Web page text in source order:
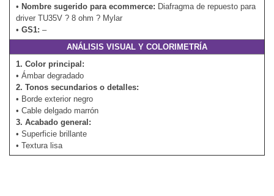
• Nombre sugerido para ecommerce: Diafragma de repuesto para
driver TU35V ? 8 ohm ? Mylar
• GS1: –
ANÁLISIS VISUAL Y COLORIMETRÍA
1. Color principal:
• Ámbar degradado
2. Tonos secundarios o detalles:
• Borde exterior negro
• Cable delgado marrón
3. Acabado general:
• Superficie brillante
• Textura lisa